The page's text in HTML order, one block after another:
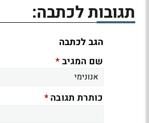
תגובות לכתבה:
הגב לכתבה
שם המגיב*
כותרת תגובה*